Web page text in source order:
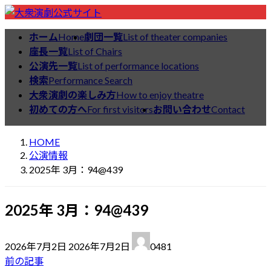
コ
ン
ッ
ナ
ビ
移
ホームHome劇団一覧List of theater companies
座長一覧List of Chairs
公演先一覧List of performance locations
検索Performance Search
大衆演劇の楽しみ方How to enjoy theatre
初めての方へFor first visitorsお問い合わせContact
HOME
公演情報
2025年 3月：94@439
2025年 3月：94@439
2026年7月2日
終
2026年7月2日
0481
前の記事